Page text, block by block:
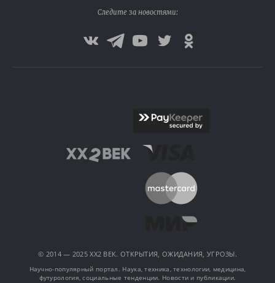
Следите за новостями:
© 2014 — 2025 XX2 ВЕК. ОТКРЫТИЯ, ОЖИДАНИЯ, УГРОЗЫ.
Научно-популярный портал. Наука, техника, технологии, медицина,
футурология, социальные тенденции. Новости и публикации.